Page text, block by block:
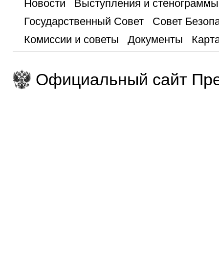
Новости
Выступления и стенограммы
Государственный Совет
Совет
Комиссии и советы
Документы
Официальный сайт